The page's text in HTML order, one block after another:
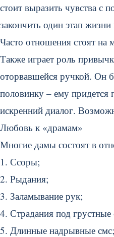
стоит выразить чувства с
закончить один этап
Часто отношения стоят на
Также играет роль
оторвавшейся ручкой. Он
половинку – ему придется
искренний диалог.
Любовь к «драмам»
Многие дамы состоят в
1. Ссоры;
2. Рыдания;
3. Заламывание рук;
4. Страдания под грустные
5. Длинные надрывные смс;